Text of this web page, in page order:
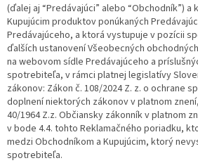
(ďalej aj “Predávajúci” alebo “Obchodník”)
Kupujúcim produktov ponúkaných
Predávajúceho, a ktorá vystupuje v pozícii
ďalších ustanovení Všeobecných
na webovom sídle Predávajúceho a
spotrebiteľa, v rámci platnej legislatívy
zákonov: Zákon č. 108/2024 Z. z. o ochrane
doplnení niektorých zákonov v platnom
40/1964 Z.z. Občiansky zákonník v platnom
v bode 4.4. tohto Reklamačného poriadku,
medzi Obchodníkom a Kupujúcim, ktorý
spotrebiteľa.